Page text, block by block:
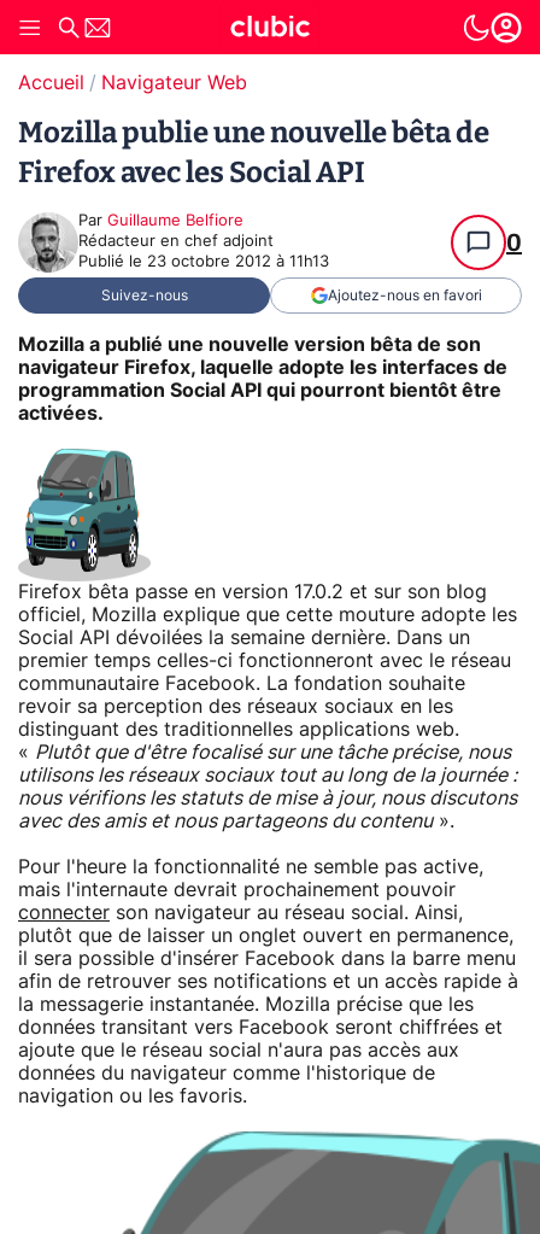
Accueil Navigateur Web
Mozilla publie une nouvelle bêta de
Firefox avec les Social API
Par Guillaume Belfiore
Rédacteur en chef adjoint
Publié le 23 octobre 2012 à 11h13
0
Suivez-nous Ajoutez-nous en favori
Mozilla a publié une nouvelle version bêta de son
navigateur Firefox, laquelle adopte les interfaces de
programmation Social API qui pourront bientôt être
activées.
Firefox bêta passe en version 17.0.2 et sur son blog
officiel, Mozilla explique que cette mouture adopte les
Social API dévoilées la semaine dernière. Dans un
premier temps celles-ci fonctionneront avec le réseau
communautaire Facebook. La fondation souhaite
revoir sa perception des réseaux sociaux en les
distinguant des traditionnelles applications web.
« Plutôt que d'être focalisé sur une tâche précise, nous
utilisons les réseaux sociaux tout au long de la journée :
nous vérifions les statuts de mise à jour, nous discutons
avec des amis et nous partageons du contenu».
Pour l'heure la fonctionnalité ne semble pas active,
mais l'internaute devrait prochainement pouvoir
connecter son navigateur au réseau social. Ainsi,
plutôt que de laisser un onglet ouvert en permanence,
il sera possible d'insérer Facebook dans la barre menu
afin de retrouver ses notifications et un accès rapide à
la messagerie instantanée. Mozilla précise que les
données transitant vers Facebook seront chiffrées et
ajoute que le réseau social n'aura pas accès aux
données du navigateur comme l'historique de
navigation ou les favoris.